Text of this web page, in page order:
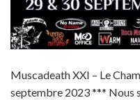
Muscadeath XXI – Le
septembre 2023 *** Nous